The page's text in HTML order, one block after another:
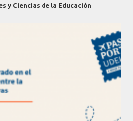
y Ciencias de la Educación